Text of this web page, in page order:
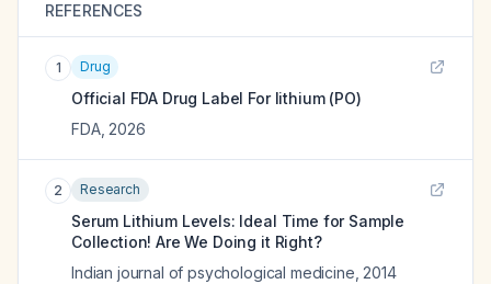
REFERENCES
1 Drug
Official FDA Drug Label For lithium (PO)
FDA, 2026
2 Research
Serum Lithium Levels: Ideal Time for Sample
Collection! Are We Doing it Right?
Indian journal of psychological medicine 2014